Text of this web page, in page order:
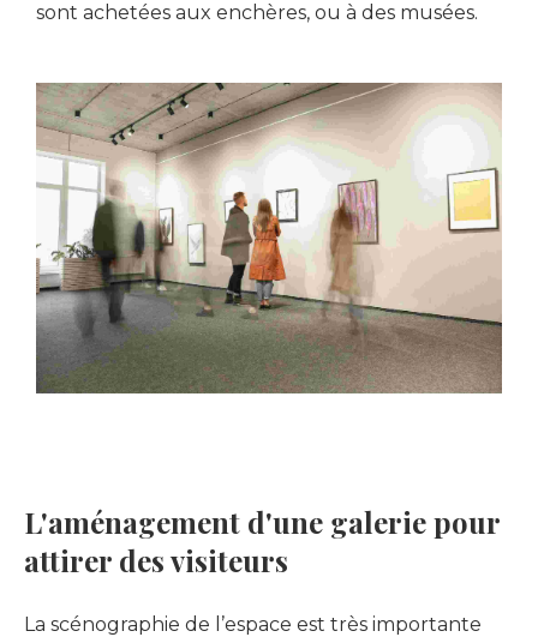
sont achetées aux enchères, ou à des musées.
L'aménagement d'une galerie pour
attirer des visiteurs
La scénographie de l’espace est très importante